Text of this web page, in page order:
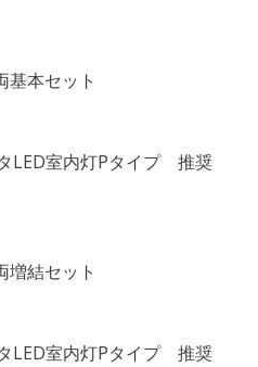
本セット
LED室内灯Pタイプ 推奨
結セット
LED室内灯Pタイプ 推奨